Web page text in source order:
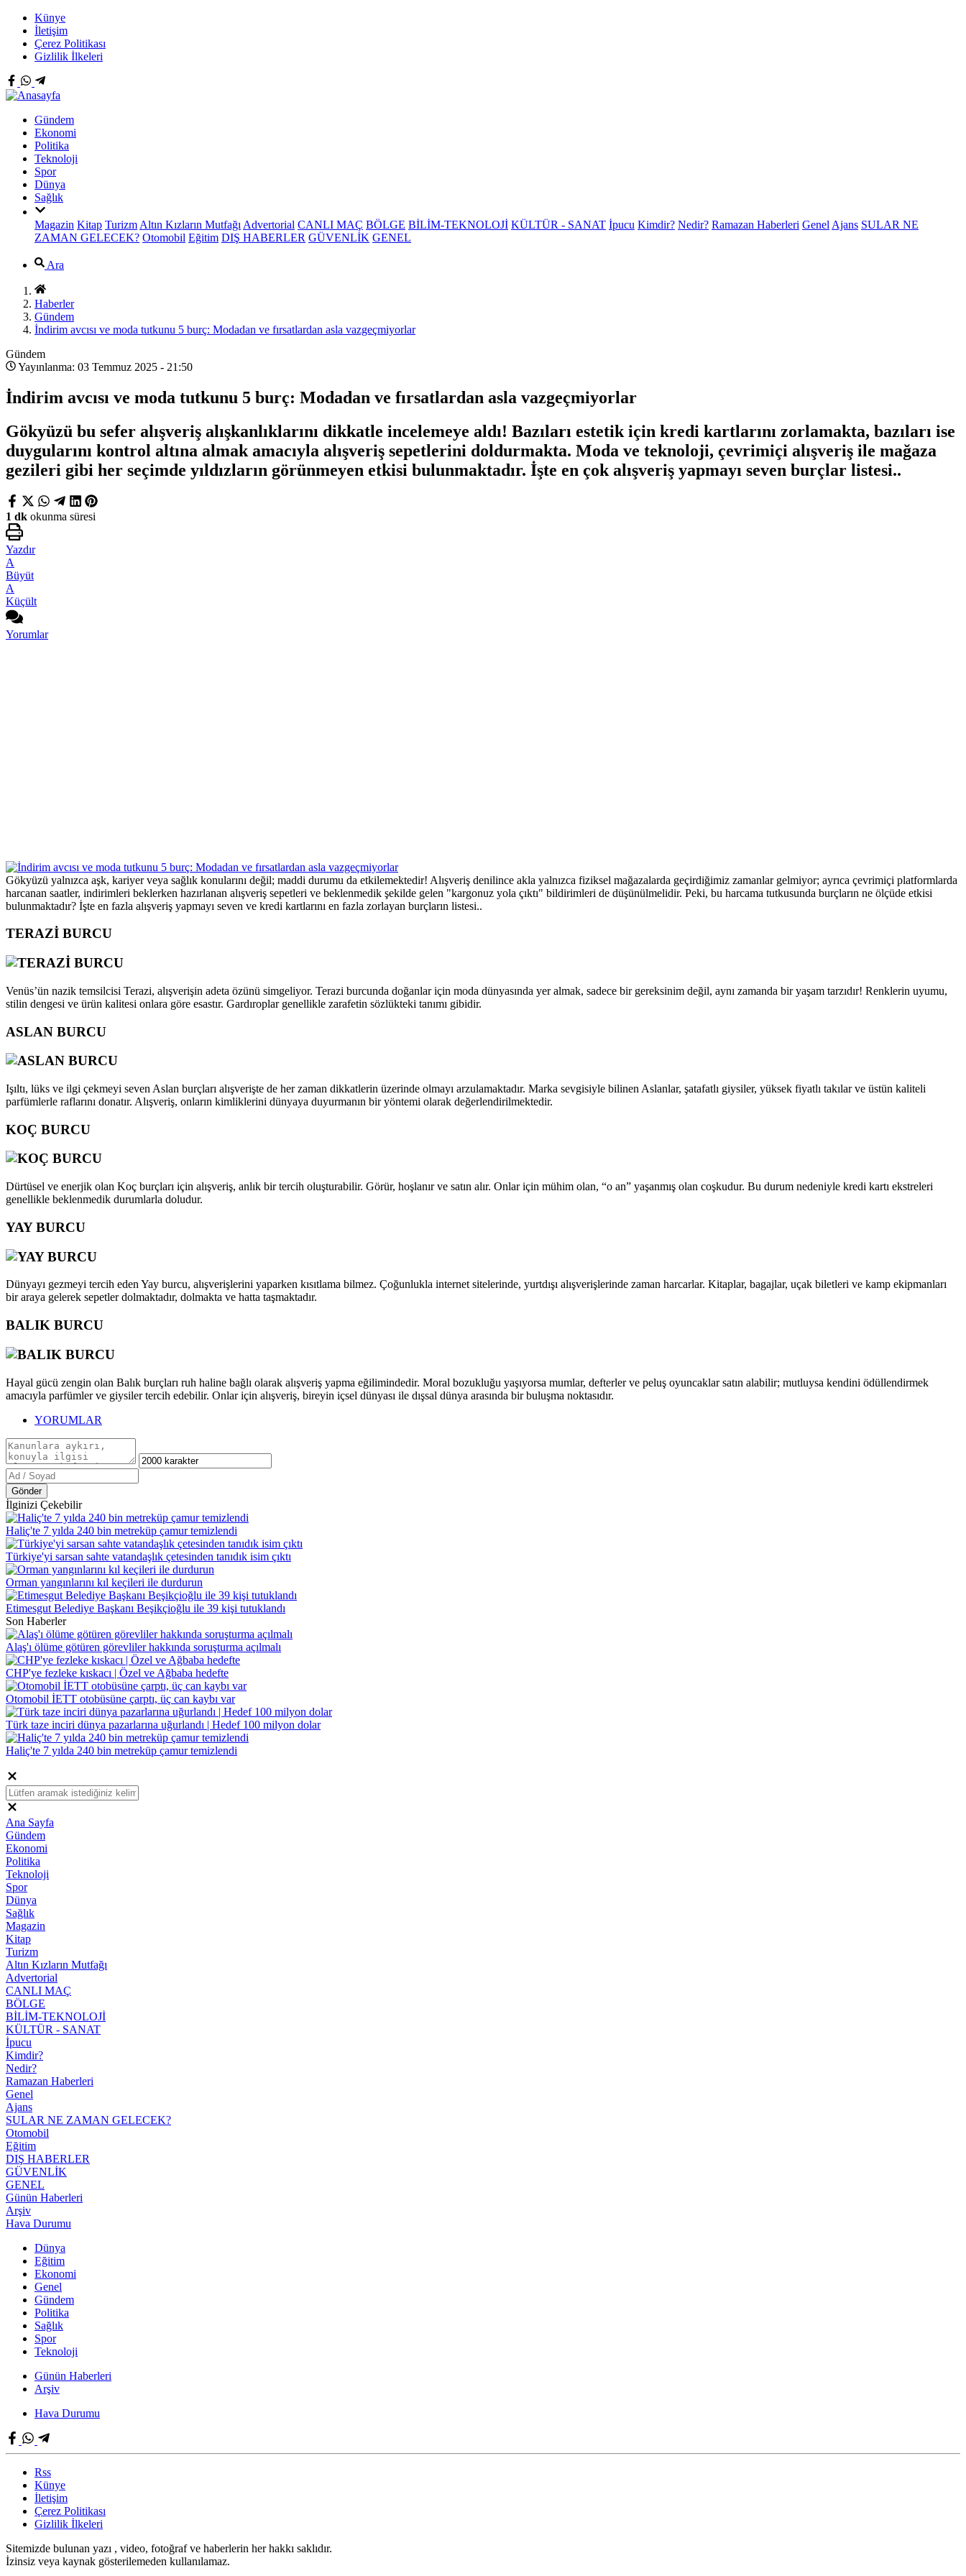
Künye
İletişim
Çerez Politikası
Gizlilik İlkeleri
Gündem
Ekonomi
Politika
Teknoloji
Spor
Dünya
Sağlık
Magazin Kitap Turizm Altın Kızların Mutfağı Advertorial CANLI MAÇ BÖLGE BİLİM-TEKNOLOJİ KÜLTÜR - SANAT İpucu Kimdir? Nedir? Ramazan Haberleri Genel Ajans SULAR NE
ZAMAN GELECEK? Otomobil Eğitim DIŞ HABERLER GÜVENLİK GENEL
Ara
Haberler
Gündem
İndirim avcısı ve moda tutkunu 5 burç: Modadan ve fırsatlardan asla vazgeçmiyorlar
Gündem
Yayınlanma: 03 Temmuz 2025 - 21:50
İndirim avcısı ve moda tutkunu 5 burç: Modadan ve fırsatlardan asla vazgeçmiyorlar
Gökyüzü bu sefer alışveriş alışkanlıklarını dikkatle incelemeye aldı! Bazıları estetik için kredi kartlarını zorlamakta, bazıları ise
duygularını kontrol altına almak amacıyla alışveriş sepetlerini doldurmakta. Moda ve teknoloji, çevrimiçi alışveriş ile mağaza
gezileri gibi her seçimde yıldızların görünmeyen etkisi bulunmaktadır. İşte en çok alışveriş yapmayı seven burçlar listesi..
1 dk okunma süresi
Yazdır
A
Büyüt
A
Küçült
Yorumlar
Gökyüzü yalnızca aşk, kariyer veya sağlık konularını değil; maddi durumu da etkilemektedir! Alışveriş denilince akla yalnızca fiziksel mağazalarda geçirdiğimiz zamanlar gelmiyor; ayrıca çevrimiçi platformlarda
harcanan saatler, indirimleri beklerken hazırlanan alışveriş sepetleri ve beklenmedik şekilde gelen "kargonuz yola çıktı" bildirimleri de düşünülmelidir. Peki, bu harcama tutkusunda burçların ne ölçüde etkisi
bulunmaktadır? İşte en fazla alışveriş yapmayı seven ve kredi kartlarını en fazla zorlayan burçların listesi..
TERAZİ BURCU
Venüs’ün nazik temsilcisi Terazi, alışverişin adeta özünü simgeliyor. Terazi burcunda doğanlar için moda dünyasında yer almak, sadece bir gereksinim değil, aynı zamanda bir yaşam tarzıdır! Renklerin uyumu,
stilin dengesi ve ürün kalitesi onlara göre esastır. Gardıroplar genellikle zarafetin sözlükteki tanımı gibidir.
ASLAN BURCU
Işıltı, lüks ve ilgi çekmeyi seven Aslan burçları alışverişte de her zaman dikkatlerin üzerinde olmayı arzulamaktadır. Marka sevgisiyle bilinen Aslanlar, şatafatlı giysiler, yüksek fiyatlı takılar ve üstün kaliteli
parfümlerle raflarını donatır. Alışveriş, onların kimliklerini dünyaya duyurmanın bir yöntemi olarak değerlendirilmektedir.
KOÇ BURCU
Dürtüsel ve enerjik olan Koç burçları için alışveriş, anlık bir tercih oluşturabilir. Görür, hoşlanır ve satın alır. Onlar için mühim olan, “o an” yaşanmış olan coşkudur. Bu durum nedeniyle kredi kartı ekstreleri
genellikle beklenmedik durumlarla doludur.
YAY BURCU
Dünyayı gezmeyi tercih eden Yay burcu, alışverişlerini yaparken kısıtlama bilmez. Çoğunlukla internet sitelerinde, yurtdışı alışverişlerinde zaman harcarlar. Kitaplar, bagajlar, uçak biletleri ve kamp ekipmanları
bir araya gelerek sepetler dolmaktadır, dolmakta ve hatta taşmaktadır.
BALIK BURCU
Hayal gücü zengin olan Balık burçları ruh haline bağlı olarak alışveriş yapma eğilimindedir. Moral bozukluğu yaşıyorsa mumlar, defterler ve peluş oyuncaklar satın alabilir; mutluysa kendini ödüllendirmek
amacıyla parfümler ve giysiler tercih edebilir. Onlar için alışveriş, bireyin içsel dünyası ile dışsal dünya arasında bir buluşma noktasıdır.
YORUMLAR
Gönder
İlginizi Çekebilir
Haliç'te 7 yılda 240 bin metreküp çamur temizlendi
Türkiye'yi sarsan sahte vatandaşlık çetesinden tanıdık isim çıktı
Orman yangınlarını kıl keçileri ile durdurun
Etimesgut Belediye Başkanı Beşikçioğlu ile 39 kişi tutuklandı
Son Haberler
Alaş'ı ölüme götüren görevliler hakkında soruşturma açılmalı
CHP'ye fezleke kıskacı | Özel ve Ağbaba hedefte
Otomobil İETT otobüsüne çarptı, üç can kaybı var
Türk taze inciri dünya pazarlarına uğurlandı | Hedef 100 milyon dolar
Haliç'te 7 yılda 240 bin metreküp çamur temizlendi
Ana Sayfa
Gündem
Ekonomi
Politika
Teknoloji
Spor
Dünya
Sağlık
Magazin
Kitap
Turizm
Altın Kızların Mutfağı
Advertorial
CANLI MAÇ
BÖLGE
BİLİM-TEKNOLOJİ
KÜLTÜR - SANAT
İpucu
Kimdir?
Nedir?
Ramazan Haberleri
Genel
Ajans
SULAR NE ZAMAN GELECEK?
Otomobil
Eğitim
DIŞ HABERLER
GÜVENLİK
GENEL
Günün Haberleri
Arşiv
Hava Durumu
Dünya
Eğitim
Ekonomi
Genel
Gündem
Politika
Sağlık
Spor
Teknoloji
Günün Haberleri
Arşiv
Hava Durumu
Rss
Künye
İletişim
Çerez Politikası
Gizlilik İlkeleri
Sitemizde bulunan yazı , video, fotoğraf ve haberlerin her hakkı saklıdır.
İzinsiz veya kaynak gösterilemeden kullanılamaz.